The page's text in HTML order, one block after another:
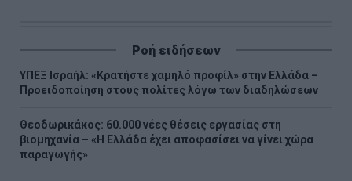
Ροή ειδήσεων
ΥΠΕΞ Ισραήλ: «Κρατήστε χαμηλό προφίλ» στην Ελλάδα –
Προειδοποίηση στους πολίτες λόγω των διαδηλώσεων
Θεοδωρικάκος: 60.000 νέες θέσεις εργασίας στη
βιομηχανία – «Η Ελλάδα έχει αποφασίσει να γίνει χώρα
παραγωγής»